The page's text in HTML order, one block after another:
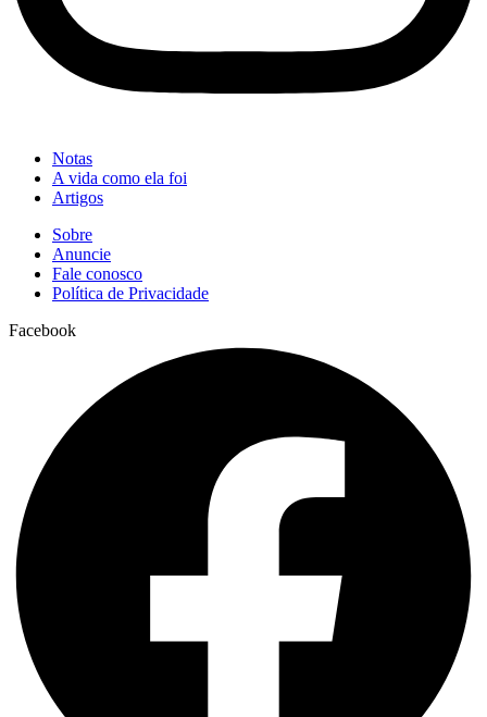
Notas
A vida como ela foi
Artigos
Sobre
Anuncie
Fale conosco
Política de Privacidade
Facebook